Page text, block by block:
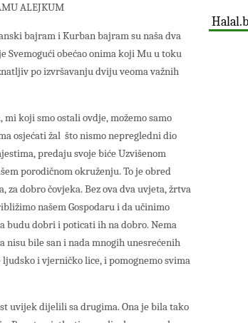
ALEJKUM
bajram i Kurban bajram su naša dva
Svemogući obećao onima koji Mu u toku
po izvršavanju dviju veoma važnih
koji smo ostali ovdje, možemo samo
osjećati žal što nismo nepregledni dio
predaju svoje biće Uzvišenom
porodičnom okruženju. To je obred
za dobro čovjeka. Bez ova dva uvjeta, žrtva
našem Gospodaru i da učinimo
budu dobri i poticati ih na dobro. Nema
bile san i nada mnogih unesrećenih
ljudsko i vjerničko lice, i pomognemo svima
uvijek dijelili sa drugima. Ona je bila tako